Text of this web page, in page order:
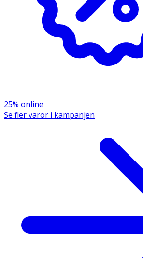
25% online
Se fler varor i kampanjen